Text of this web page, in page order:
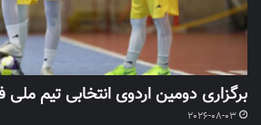
برگزاری دومین اردوی انتخابی تیم ملی
2026-08-03